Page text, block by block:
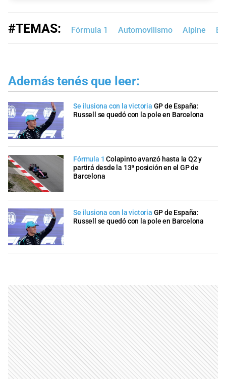
#TEMAS: Fórmula 1 Automovilismo Alpine
Además tenés que leer:
Se ilusiona con la victoria GP de España:
Russell se quedó con la pole en Barcelona
Fórmula 1 Colapinto avanzó hasta la Q2 y
partirá desde la 13ª posición en el GP de
Barcelona
Se ilusiona con la victoria GP de España:
Russell se quedó con la pole en Barcelona